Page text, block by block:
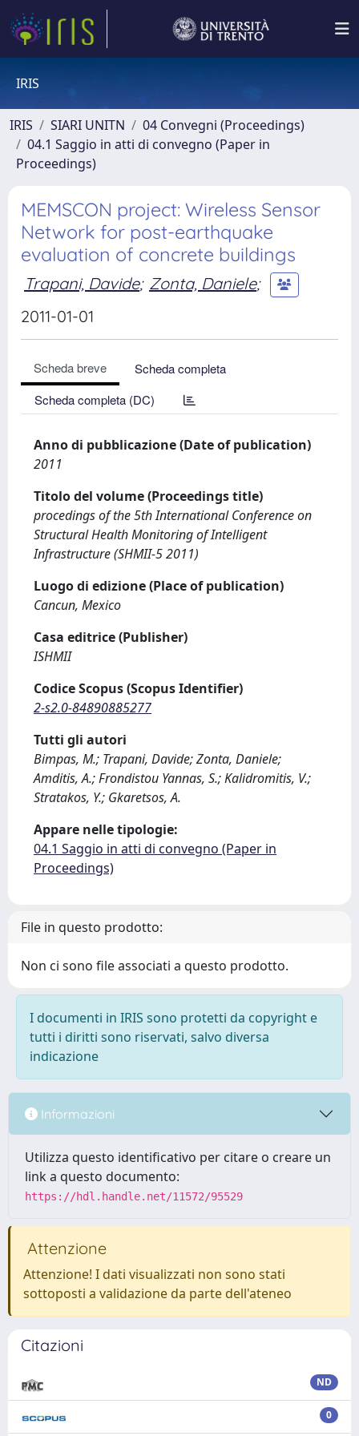
IRIS
IRIS SIARI UNITN
04 Convegni (Proceedings)
04.1 Saggio in atti di convegno (Paper in
Proceedings)
MEMSCON project: Wireless Sensor
Network for post-earthquake
evaluation of concrete buildings
Trapani, Davide; Zonta, Daniele;
2011-01-01
Scheda breve
Scheda completa
Scheda completa (DC)
Anno di pubblicazione (Date of publication)
2011
Titolo del volume (Proceedings title)
procedings of the 5th International Conference on
Structural Health Monitoring of Intelligent
Infrastructure (SHMII-5 2011)
Luogo di edizione (Place of publication)
Cancun, Mexico
Casa editrice (Publisher)
ISHMII
Codice Scopus (Scopus Identifier)
2-s2.0-84890885277
Tutti gli autori
Bimpas, M.; Trapani, Davide; Zonta, Daniele;
Amditis, A.; Frondistou Yannas, S.; Kalidromitis, V.;
Stratakos, Y.; Gkaretsos, A.
Appare nelle tipologie:
04.1 Saggio in atti di convegno (Paper in
Proceedings)
File in questo prodotto:
Non ci sono file associati a questo prodotto.
I documenti in IRIS sono protetti da copyright e
tutti i diritti sono riservati, salvo diversa
indicazione
Informazioni
Utilizza questo identificativo per citare o creare un
link a questo documento:
https://hdl.handle.net/11572/95529
Attenzione
Attenzione! I dati visualizzati non sono stati
sottoposti a validazione da parte dell'ateneo
Citazioni
ND
0